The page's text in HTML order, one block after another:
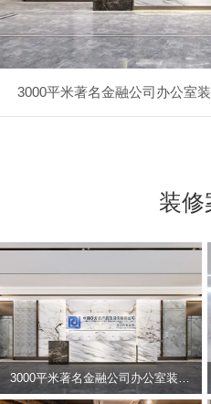
3000平米著名金融公司办公室
装修